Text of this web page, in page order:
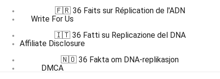
Write For Us
Affiliate Disclosure
DMCA
🇫🇷 36 Faits sur Réplication de l'ADN
🇮🇹 36 Fatti su Replicazione del DNA
🇳🇴 36 Fakta om DNA-replikasjon